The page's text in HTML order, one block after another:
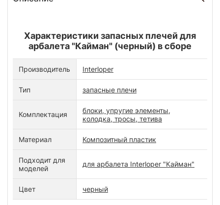
Характеристики запасных плечей для
арбалета "Кайман" (черный) в сборе
Производитель Interloper
Тип запасные плечи
Комплектация
блоки, упругие элементы,
колодка, тросы, тетива
Материал Композитный пластик
Подходит для
моделей
для арбалета Interloper "Кайман"
Цвет черный